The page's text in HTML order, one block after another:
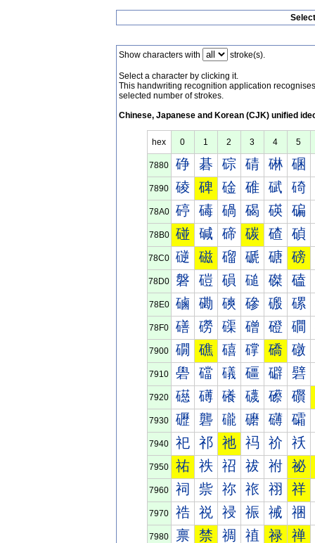
Show characters with stroke(s).
Select a character by clicking it.
This handwriting recognition application
selected number of strokes.
Chinese, Japanese and Korean (CJK) unified
hex 0 1 2 3 4 5
7880 碀 碁 碂 碃 碄 碅
7890 碐 碑 碒 碓 碔 碕
78A0 碠 碡 碢 碣 碤 碥
78B0 碰 碱 碲 碳 碴 碵
78C0 磀 磁 磂 磃 磄 磅
78D0 磐 磑 磒 磓 磔 磕
78E0 磠 磡 磢 磣 磤 磥
78F0 磰 磱 磲 磳 磴 磵
7900 礀 礁 礂 礃 礄 礅
7910 礐 礑 礒 礓 礔 礕
7920 礠 礡 礢 礣 礤 礥
7930 礰 礱 礲 礳 礴 礵
7940 祀 祁 祂 祃 祄 祅
7950 祐 祑 祒 祓 祔 祕
7960 祠 祡 祢 祣 祤 祥
7970 祰 祱 祲 祳 祴 祵
7980 禀 禁 禂 禃 禄 禅